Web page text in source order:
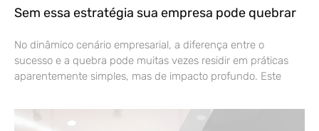
Sem essa estratégia sua empresa pode quebrar
No dinâmico cenário empresarial, a diferença entre o
sucesso e a quebra pode muitas vezes residir em práticas
aparentemente simples, mas de impacto profundo. Este